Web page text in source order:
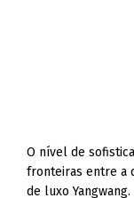
O nível de
fronteiras entre a
de luxo